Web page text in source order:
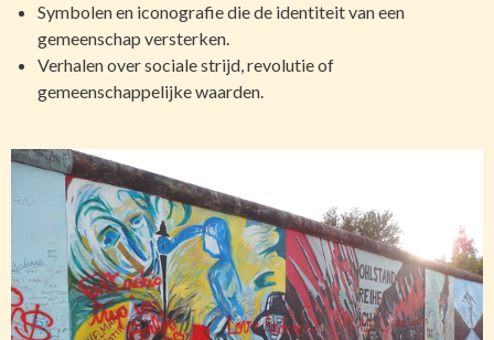
Symbolen en iconografie die de identiteit van een
gemeenschap versterken.
Verhalen over sociale strijd, revolutie of
gemeenschappelijke waarden.